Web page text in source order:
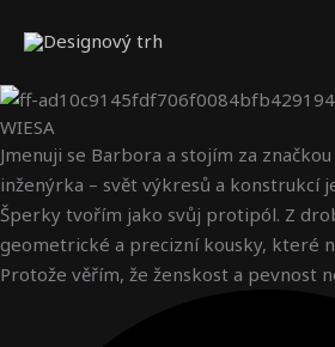
WIESA
Jmenuji se Barbora a stojím za značkou
inženýrka – svět výkresů a konstrukcí
Šperky tvořím jako svůj protipól. Z
geometrické a precizní kousky, které
Protože věřím, že ženskost a pevnost